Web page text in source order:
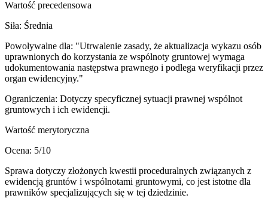
Wartość precedensowa
Siła: Średnia
Powoływalne dla: "Utrwalenie zasady, że aktualizacja wykazu osób
uprawnionych do korzystania ze wspólnoty gruntowej wymaga
udokumentowania następstwa prawnego i podlega weryfikacji przez
organ ewidencyjny."
Ograniczenia: Dotyczy specyficznej sytuacji prawnej wspólnot
gruntowych i ich ewidencji.
Wartość merytoryczna
Ocena: 5/10
Sprawa dotyczy złożonych kwestii proceduralnych związanych z
ewidencją gruntów i wspólnotami gruntowymi, co jest istotne dla
prawników specjalizujących się w tej dziedzinie.